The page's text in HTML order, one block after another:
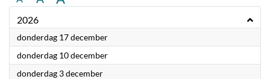
2026
donderdag 17 december2026
donderdag 10 december2026
donderdag 3 december2026